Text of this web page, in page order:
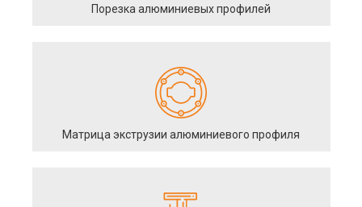
Порезка алюминиевых профилей
Матрица экструзии алюминиевого профиля